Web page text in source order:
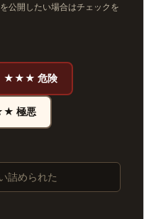
公開したい場合はチェックを
★★★ 危険
極悪